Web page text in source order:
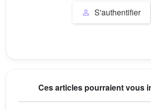
S'authentifier
Ces articles pourraient vous